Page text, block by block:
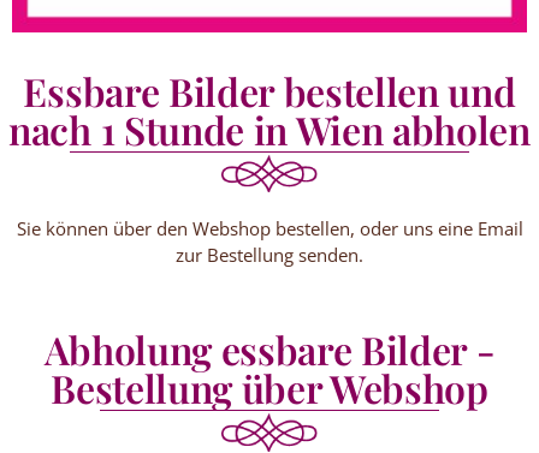
Essbare Bilder bestellen und
nach 1 Stunde in Wien abholen
Sie können über den Webshop bestellen, oder uns eine Email
zur Bestellung senden.
Abholung essbare Bilder -
Bestellung über Webshop